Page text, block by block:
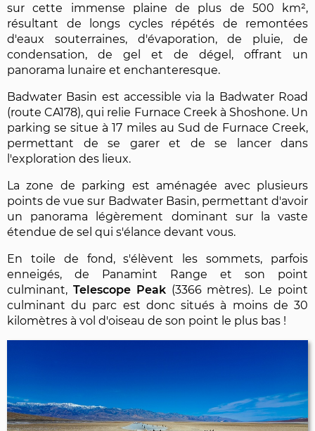
sur cette immense plaine de plus de 500 km²,
résultant de longs cycles répétés de remontées
d'eaux souterraines, d'évaporation, de pluie, de
condensation, de gel et de dégel, offrant un
panorama lunaire et enchanteresque.
Badwater Basin est accessible via la Badwater Road
(route CA178), qui relie Furnace Creek à Shoshone. Un
parking se situe à 17 miles au Sud de Furnace Creek,
permettant de se garer et de se lancer dans
l'exploration des lieux.
La zone de parking est aménagée avec plusieurs
points de vue sur Badwater Basin, permettant d'avoir
un panorama légèrement dominant sur la vaste
étendue de sel qui s'élance devant vous.
En toile de fond, s'élèvent les sommets, parfois
enneigés, de Panamint Range et son point
culminant, Telescope Peak(3366 mètres). Le point
culminant du parc est donc situés à moins de 30
kilomètres à vol d'oiseau de son point le plus bas !